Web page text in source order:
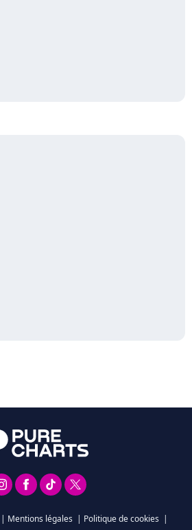
| Mentions légales | Politique de cookies |